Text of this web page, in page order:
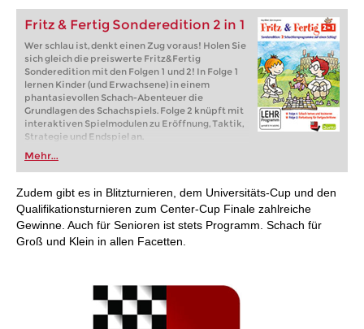
Fritz & Fertig Sonderedition 2 in 1
Wer schlau ist, denkt einen Zug voraus! Holen Sie
sich gleich die preiswerte Fritz&Fertig
Sonderedition mit den Folgen 1 und 2! In Folge 1
lernen Kinder (und Erwachsene) in einem
phantasievollen Schach-Abenteuer die
Grundlagen des Schachspiels. Folge 2 knüpft mit
interaktiven Spielmodulen zu Eröffnung, Taktik,
Strategie und Endspiel an.
Mehr...
Zudem gibt es in Blitzturnieren, dem Universitäts-Cup und den
Qualifikationsturnieren zum Center-Cup Finale zahlreiche
Gewinne. Auch für Senioren ist stets Programm. Schach für
Groß und Klein in allen Facetten.